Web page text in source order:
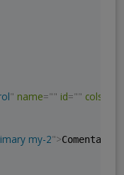
" name="" id="" cols
my-2">Comentar